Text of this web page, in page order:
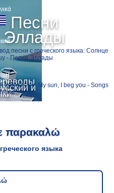
Песни
Эллады
и
παρακαλώ
языка